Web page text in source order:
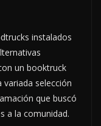
instalados
un booktruck
variada selección
que buscó
a la comunidad.